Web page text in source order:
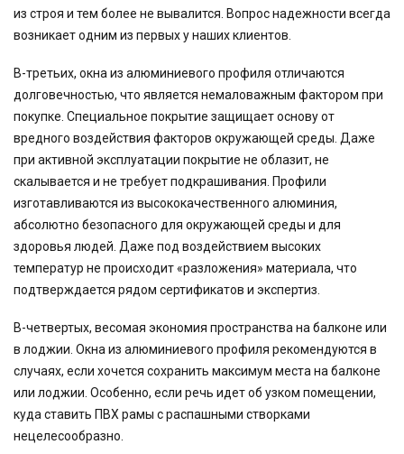
из строя и тем более не вывалится. Вопрос надежности всегда
возникает одним из первых у наших клиентов.
В-третьих, окна из алюминиевого профиля отличаются
долговечностью, что является немаловажным фактором при
покупке. Специальное покрытие защищает основу от
вредного воздействия факторов окружающей среды. Даже
при активной эксплуатации покрытие не облазит, не
скалывается и не требует подкрашивания. Профили
изготавливаются из высококачественного алюминия,
абсолютно безопасного для окружающей среды и для
здоровья людей. Даже под воздействием высоких
температур не происходит «разложения» материала, что
подтверждается рядом сертификатов и экспертиз.
В-четвертых, весомая экономия пространства на балконе или
в лоджии. Окна из алюминиевого профиля рекомендуются в
случаях, если хочется сохранить максимум места на балконе
или лоджии. Особенно, если речь идет об узком помещении,
куда ставить ПВХ рамы с распашными створками
нецелесообразно.